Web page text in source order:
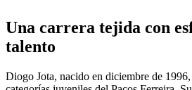
Una carrera tejida con
talento
Diogo Jota, nacido en diciembre de